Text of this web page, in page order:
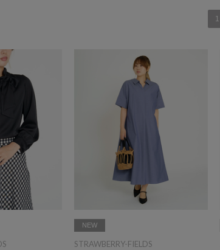
1
NEW
STRAWBERRY-FIELDS